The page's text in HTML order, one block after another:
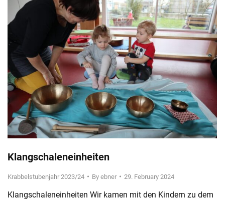
Klangschaleneinheiten
Krabbelstubenjahr 2023/24 By ebner 29. February 2024
Klangschaleneinheiten Wir kamen mit den Kindern zu dem